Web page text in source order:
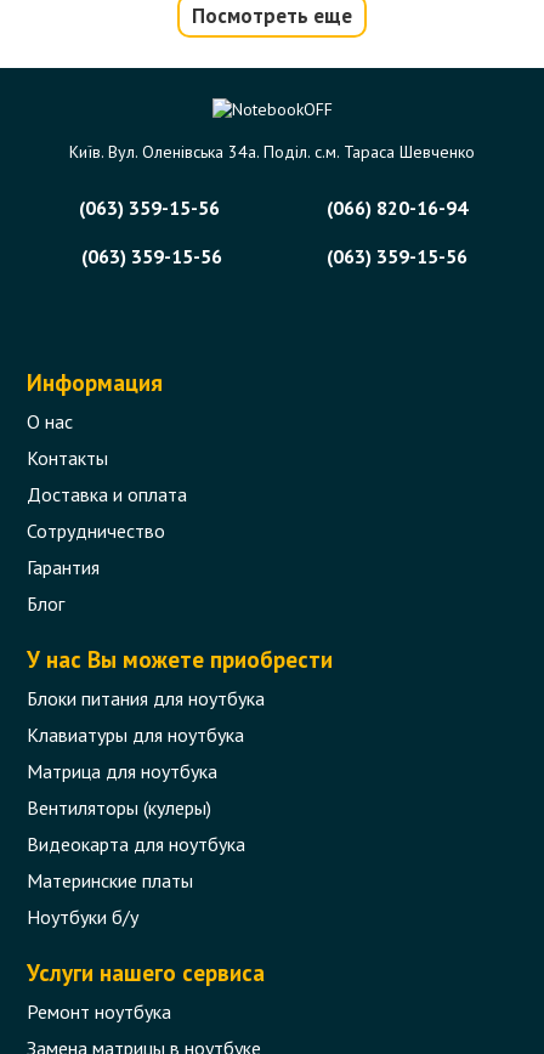
Шлейф матрицы для ноутбука HP
Presario CQ56, CQ62, G56, G62 LED под
web-камеру
Код товара - 05424
0 отзыва
Вентилятор (кулер) для ноутбука HP
Series 3-pin
Код товара - 06632
280 грн.
Посмотреть еще
Київ. Вул. Оленівська 34а. Поділ. с.м. Тараса Шевченко
(063) 359-15-56
(066) 820-16-94
(063) 359-15-56
(063) 359-15-56
Информация
О нас
Контакты
Доставка и оплата
Сотрудничество
Гарантия
Блог
У нас Вы можете приобрести
Блоки питания для ноутбука
Клавиатуры для ноутбука
Матрица для ноутбука
Вентиляторы (кулеры)
Видеокарта для ноутбука
Материнские платы
Ноутбуки б/у
Услуги нашего сервиса
Ремонт ноутбука
Замена матрицы в ноутбуке